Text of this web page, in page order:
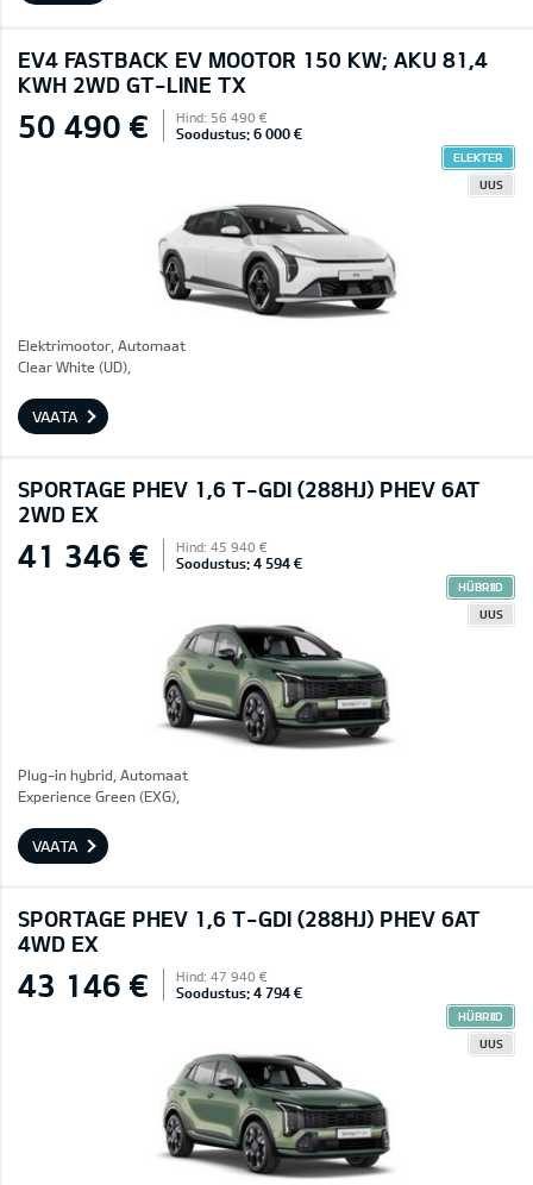
EV4 FASTBACK EV MOOTOR 150 KW; AKU 81,4
KWH 2WD GT-LINE TX
50 490 € Hind: 56 490 €
Soodustus: 6 000 €
ELEKTER
UUS
Elektrimootor, Automaat
Clear White (UD),
VAATA
SPORTAGE PHEV 1,6 T-GDI (288HJ) PHEV 6AT
2WD EX
41 346 € Hind: 45 940 €
Soodustus: 4 594 €
HÜBRIID
UUS
Plug-in hybrid, Automaat
Experience Green (EXG),
VAATA
SPORTAGE PHEV 1,6 T-GDI (288HJ) PHEV 6AT
4WD EX
43 146 € Hind: 47 940 €
Soodustus: 4 794 €
HÜBRIID
UUS